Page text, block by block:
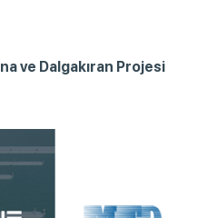
ve Dalgakıran Projesi